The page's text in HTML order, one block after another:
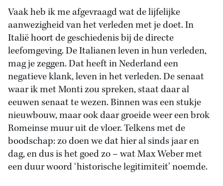
Vaak heb ik me afgevraagd wat de lijfelijke
aanwezigheid van het verleden met je doet. In
Italië hoort de geschiedenis bij de directe
leefomgeving. De Italianen leven in hun verleden,
mag je zeggen. Dat heeft in Nederland een
negatieve klank, leven in het verleden. De senaat
waar ik met Monti zou spreken, staat daar al
eeuwen senaat te wezen. Binnen was een stukje
nieuwbouw, maar ook daar groeide weer een brok
Romeinse muur uit de vloer. Telkens met de
boodschap: zo doen we dat hier al sinds jaar en
dag, en dus is het goed zo – wat Max Weber met
een duur woord ‘historische legitimiteit’ noemde.